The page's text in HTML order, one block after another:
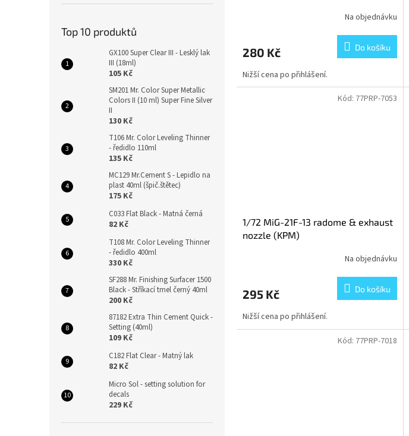
Top 10 produktů
GX100 Super Clear III - Lesklý lak
III (18ml)
105 Kč
SM201 Mr. Color Super Metallic
Colors II (10 ml) Super Fine Silver
II
130 Kč
T106 Mr. Color Leveling Thinner
- ředidlo 110ml
135 Kč
MC129 Mr.Cement S - Lepidlo na
plast 40ml (špič.štětec)
175 Kč
C033 Flat Black - Matná černá
82 Kč
T108 Mr. Color Leveling Thinner
- ředidlo 400ml
330 Kč
SF288 Mr. Finishing Surfacer 1500
Black - Stříkací tmel černý 40ml
200 Kč
87182 Extra Thin Cement Quick -
Setting (40ml)
109 Kč
C182 Flat Clear - Matný lak
82 Kč
Micro Sol - setting solution for
decals
229 Kč
Na objednávku
280 Kč Do košíku
Nižší cena po přihlášení.
1/72 MiG-21F-13 radome & exhaust
nozzle (KPM)
Na objednávku
295 Kč Do košíku
Nižší cena po přihlášení.
Kód: 77PRP-7053
Kód: 77PRP-7018